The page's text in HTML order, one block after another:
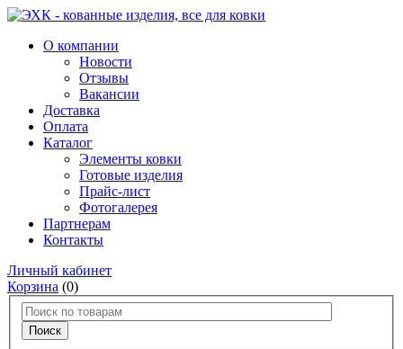
О компании
Новости
Отзывы
Вакансии
Доставка
Оплата
Каталог
Элементы ковки
Готовые изделия
Прайс-лист
Фотогалерея
Партнерам
Контакты
Личный кабинет
Корзина (0)